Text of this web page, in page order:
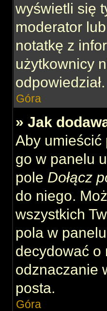
wyświetli się
moderator
notatkę z
użytkownicy
odpowiedział.
Góra
» Jak
Aby umieścić
go w panelu
pole Dołącz
do niego.
wszystkich
pola w
decydować o
odznaczanie
posta.
Góra